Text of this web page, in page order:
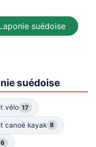
suédoise
suédoise
vélo 17
canoë kayak 8
6